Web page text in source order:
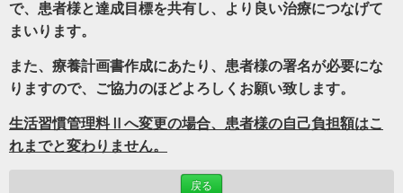
で、患者様と達成目標を共有し、より良い治療につなげて
まいります。
また、療養計画書作成にあたり、患者様の署名が必要にな
りますので、ご協力のほどよろしくお願い致します。
生活習慣管理料Ⅱへ変更の場合、患者様の自己負担額はこ
れまでと変わりません。
戻る